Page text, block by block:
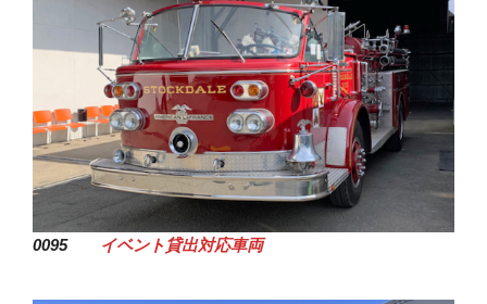
0095 イベント貸出対応車両